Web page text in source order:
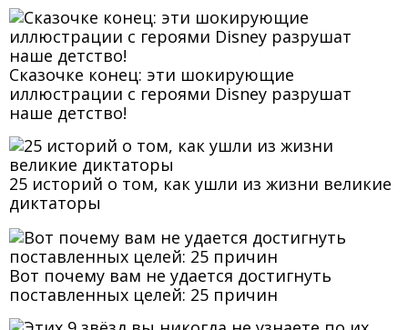
Сказочке конец: эти шокирующие
иллюстрации с героями Disney разрушат
наше детство!
25 историй о том, как ушли из жизни великие
диктаторы
Вот почему вам не удается достигнуть
поставленных целей: 25 причин